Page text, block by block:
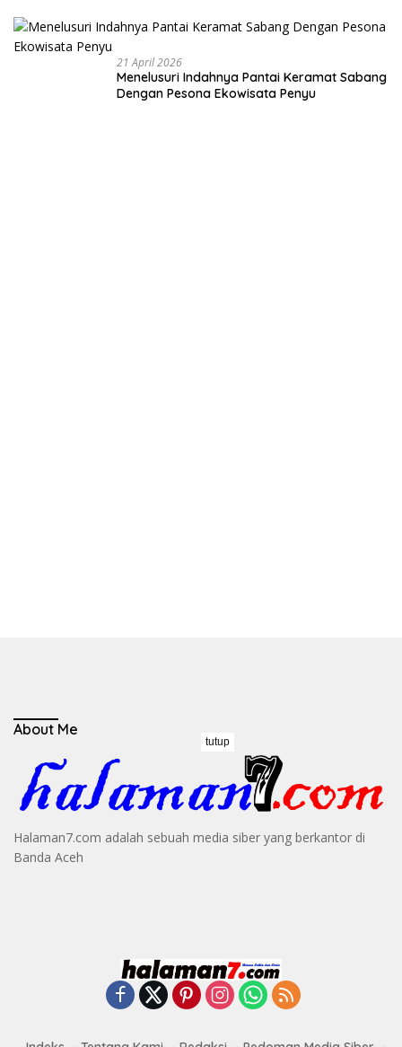
Negeri dari
Desa
21 April 2026
Menelusuri Indahnya Pantai Keramat Sabang
Dengan Pesona Ekowisata Penyu
About Me
Halaman7.com adalah sebuah media siber yang berkantor di
Banda Aceh
tutup